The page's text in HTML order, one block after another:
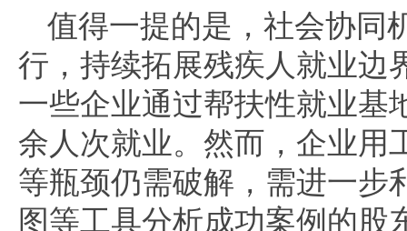
值得一提的是，社会协同
行，持续拓展残疾人就业边
一些企业通过帮扶性就业基
余人次就业。然而，企业用
等瓶颈仍需破解，需进一步
图等工具分析成功案例的股